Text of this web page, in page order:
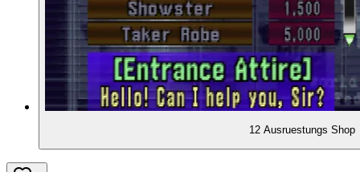
12 Ausruestungs Shop